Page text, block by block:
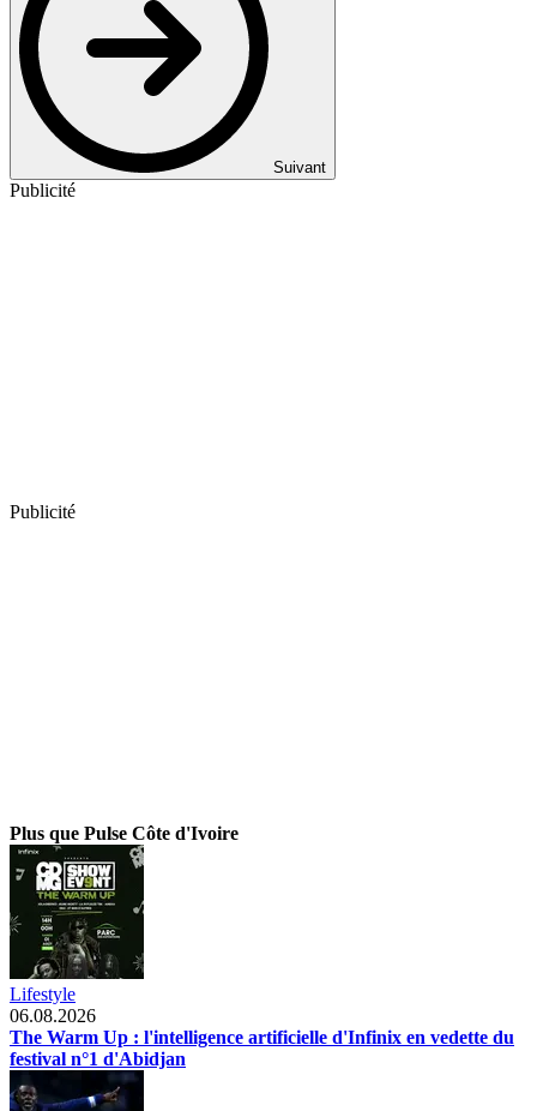
Suivant
Publicité
Publicité
Plus que Pulse Côte d'Ivoire
Lifestyle
06.08.2026
The Warm Up : l'intelligence artificielle d'Infinix en vedette du
festival n°1 d'Abidjan